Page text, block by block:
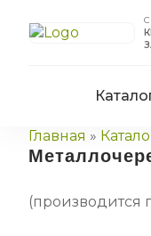
Главная »
(производится